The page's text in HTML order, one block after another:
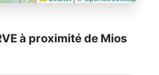
à proximité de Mios